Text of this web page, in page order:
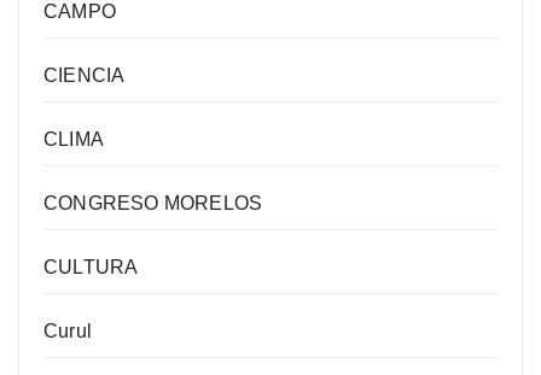
CAMPO
CIENCIA
CLIMA
CONGRESO MORELOS
CULTURA
Curul